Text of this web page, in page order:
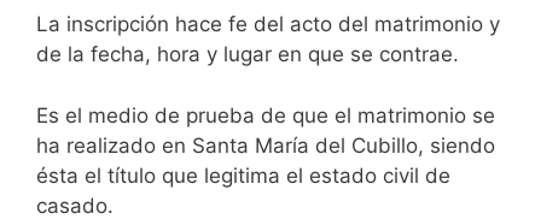
La inscripción hace fe del acto del matrimonio y
de la fecha, hora y lugar en que se contrae.
Es el medio de prueba de que el matrimonio se
ha realizado en Santa María del Cubillo, siendo
ésta el título que legitima el estado civil de
casado.